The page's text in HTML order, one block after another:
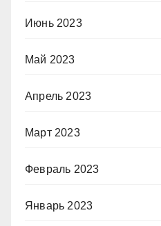
Июнь 2023
Май 2023
Апрель 2023
Март 2023
Февраль 2023
Январь 2023